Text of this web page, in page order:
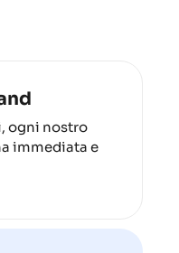
ogni nostro
immediata e